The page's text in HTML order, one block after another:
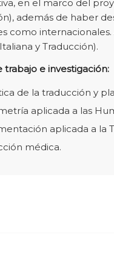
en el marco del
además de haber
como
y Traducción).
trabajo e investigación:
de la traducción y
aplicada a las
aplicada a la
médica.